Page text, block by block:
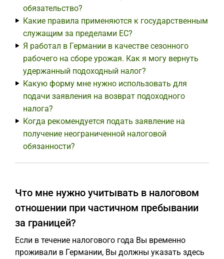
обязательство?
Какие правила применяются к государственным
служащим за пределами ЕС?
Я работал в Германии в качестве сезонного
рабочего на сборе урожая. Как я могу вернуть
удержанный подоходный налог?
Какую форму мне нужно использовать для
подачи заявления на возврат подоходного
налога?
Когда рекомендуется подать заявление на
получение неограниченной налоговой
обязанности?
Что мне нужно учитывать в налоговом
отношении при частичном пребывании
за границей?
Если в течение налогового года Вы временно
проживали в Германии, Вы должны указать здесь